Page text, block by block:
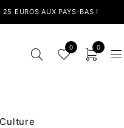
25 EUROS AUX PAYS-BAS !
0 0